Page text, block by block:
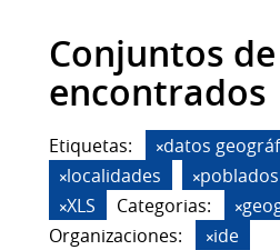
Conjuntos
encontrados
Etiquetas:
datos
localidades
poblados
XLS
Categorias:
Organizaciones:
ide